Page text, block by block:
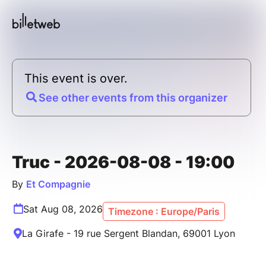
This event is over.
See other events from this organizer
Truc - 2026-08-08 - 19:00
By Et Compagnie
Sat Aug 08, 2026 Timezone : Europe/Paris
La Girafe - 19 rue Sergent Blandan, 69001 Lyon